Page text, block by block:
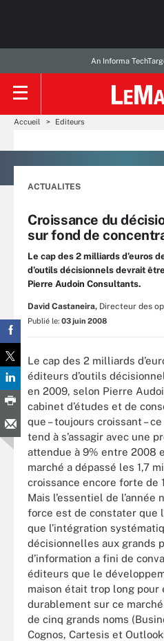
An Informa
Accueil Editeurs
ACTUALITES
Croissance du
sur fond de
Le cap des 2 milliards d’euros
d’outils décisionnels devrait
Pierre Audoin Consultants.
David Castaneira, Directeur des
Publié le: 03 juin 2008
Le cap des 2 milliards
éditeurs d’outils
en 2009, selon Pierre
cabinet d’études et de
que – toujours croissant –
tend à s’assagir avec une
attendue à 9% entre 2008
marché a dépassé les 1,7
croissance encore forte de
Mais l’essentiel de l’année
force est de constater que
que l’intégration
décisionnelles aux grands
d’information a fini de
éditeurs que le
maison était trop long
durablement sur ce marché
de cinq grands noms
Cognos, Cartesis et